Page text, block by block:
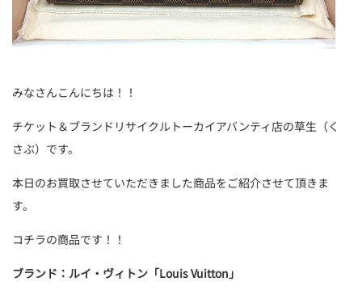
みなさんこんにちは！！
チケット＆ブランドリサイクルトーカイアバンティ店の草生（く
さぶ）です。
本日のお買取させていただきました商品をご紹介させて頂きま
す。
コチラの商品です！！
ブランド：ルイ・ヴィトン「Louis Vuitton」